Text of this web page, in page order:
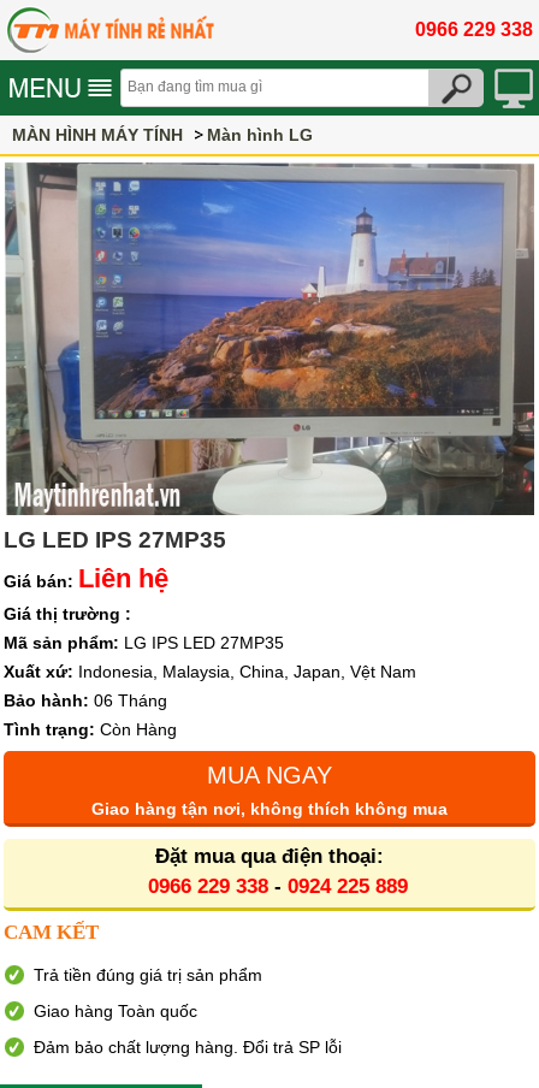
0966 229 338
MÀN HÌNH MÁY TÍNH Màn hình LG
LG LED IPS 27MP35
Giá bán: Liên hệ
Giá thị trường :
Mã sản phẩm: LG IPS LED 27MP35
Xuất xứ: Indonesia, Malaysia, China, Japan, Vệt Nam
Bảo hành: 06 Tháng
Tình trạng: Còn Hàng
MUA NGAY
Giao hàng tận nơi, không thích không mua
Đặt mua qua điện thoại:
0966 229 338- 0924 225 889
CAM KẾT
Trả tiền đúng giá trị sản phẩm
Giao hàng Toàn quốc
Đảm bảo chất lượng hàng. Đổi trả SP lỗi